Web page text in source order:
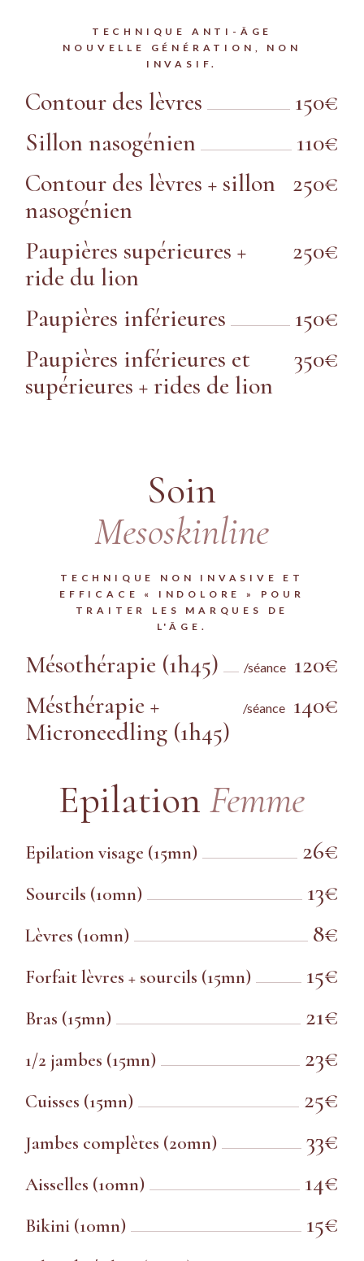
TECHNIQUE ANTI-ÂGE
NOUVELLE GÉNÉRATION, NON
INVASIF.
Contour des lèvres
150€
Sillon nasogénien
110€
Contour des lèvres + sillon
nasogénien
250€
Paupières supérieures +
ride du lion
250€
Paupières inférieures
150€
Paupières inférieures et
supérieures + rides de lion
350€
Soin
Mesoskinline
TECHNIQUE NON INVASIVE ET
EFFICACE « INDOLORE » POUR
TRAITER LES MARQUES DE
L'ÂGE.
Mésothérapie (1h45) /séance 120€
Mésthérapie +
Microneedling (1h45)
/séance 140€
EpilationFemme
Epilation visage (15mn) 26€
Sourcils (10mn) 13€
Lèvres (10mn) 8€
Forfait lèvres + sourcils (15mn) 15€
Bras (15mn) 21€
1/2 jambes (15mn) 23€
Cuisses (15mn) 25€
Jambes complètes (20mn) 33€
Aisselles (10mn) 14€
Bikini (10mn) 15€